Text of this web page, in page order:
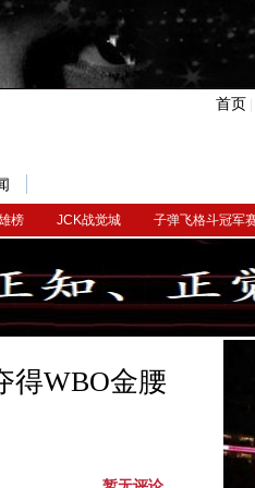
首页
榜 JCK战觉城 子弹飞格斗冠军
得WBO金腰